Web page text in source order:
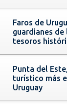
Faros de
guardianes de
tesoros
Punta del
turístico más
Uruguay